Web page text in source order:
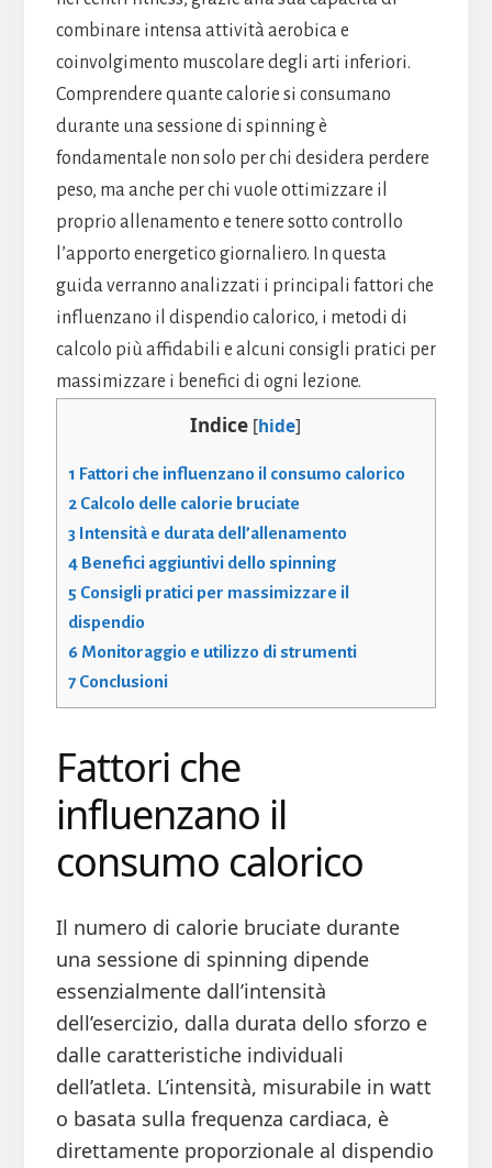
combinare intensa attività aerobica e
coinvolgimento muscolare degli arti inferiori.
Comprendere quante calorie si consumano
durante una sessione di spinning è
fondamentale non solo per chi desidera perdere
peso, ma anche per chi vuole ottimizzare il
proprio allenamento e tenere sotto controllo
l’apporto energetico giornaliero. In questa
guida verranno analizzati i principali fattori che
influenzano il dispendio calorico, i metodi di
calcolo più affidabili e alcuni consigli pratici per
massimizzare i benefici di ogni lezione.
Indice [hide]
1 Fattori che influenzano il consumo calorico
2Calcolo delle calorie bruciate
3 Intensità e durata dell’allenamento
4Benefici aggiuntivi dello spinning
5 Consigli pratici per massimizzare il
dispendio
6 Monitoraggio e utilizzo di strumenti
7Conclusioni
Fattori che
influenzano il
consumo calorico
Il numero di calorie bruciate durante
una sessione di spinning dipende
essenzialmente dall’intensità
dell’esercizio, dalla durata dello sforzo e
dalle caratteristiche individuali
dell’atleta. L’intensità, misurabile in watt
o basata sulla frequenza cardiaca, è
direttamente proporzionale al dispendio